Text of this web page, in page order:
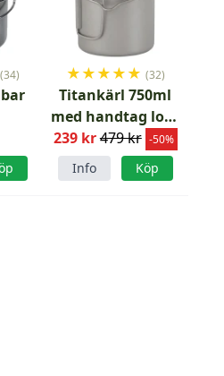
(34) ★★★★★ (32)
Titankärl 750ml
med handtag lock
hängare
239 kr479 kr -50%
Info Köp